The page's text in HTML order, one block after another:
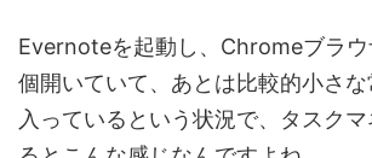
Evernoteを起動し、Chromeブラウ
個開いていて、あとは比較的小さ
入っているという状況で、タスク